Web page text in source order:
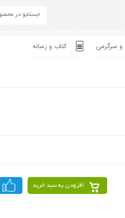
سرگرمی کتاب و رسانه
افزودن به سبد خرید